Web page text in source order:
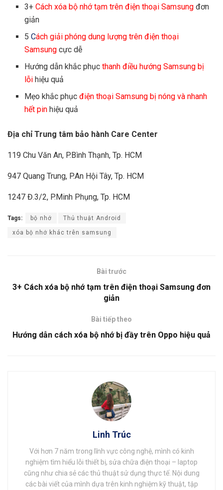
3+ Cách xóa bộ nhớ tạm trên điện thoại Samsung đơn
giản
5 Cách giải phóng dung lượng trên điện thoại
Samsungcực dễ
Hướng dẫn khắc phục thanh điều hướng Samsung bị
lỗi hiệu quả
Mẹo khắc phục điện thoại Samsung bị nóng và nhanh
hết pin hiệu quả
Địa chỉ Trung tâm bảo hành Care Center
119 Chu Văn An, P.Bình Thạnh, Tp. HCM
947 Quang Trung, P.An Hội Tây, Tp. HCM
1247 Đ.3/2, P.Minh Phụng, Tp. HCM
Tags: bộ nhớ Thủ thuật Android
xóa bộ nhớ khác trên samsung
Bài trước
3+ Cách xóa bộ nhớ tạm trên điện thoại Samsung đơn
giản
Bài tiếp theo
Hướng dẫn cách xóa bộ nhớ bị đầy trên Oppo hiệu quả
Linh Trúc
Với hơn 7 năm trong lĩnh vực công nghệ, mình có kinh
nghiệm tìm hiểu lỗi thiết bị, sửa chữa điện thoại – laptop
cũng như chia sẻ các thủ thuật sử dụng thực tế. Nội dung
các bài viết của mình dựa trên kinh nghiệm kỹ thuật, tập